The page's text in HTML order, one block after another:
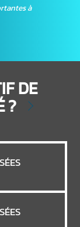
à
DE
?